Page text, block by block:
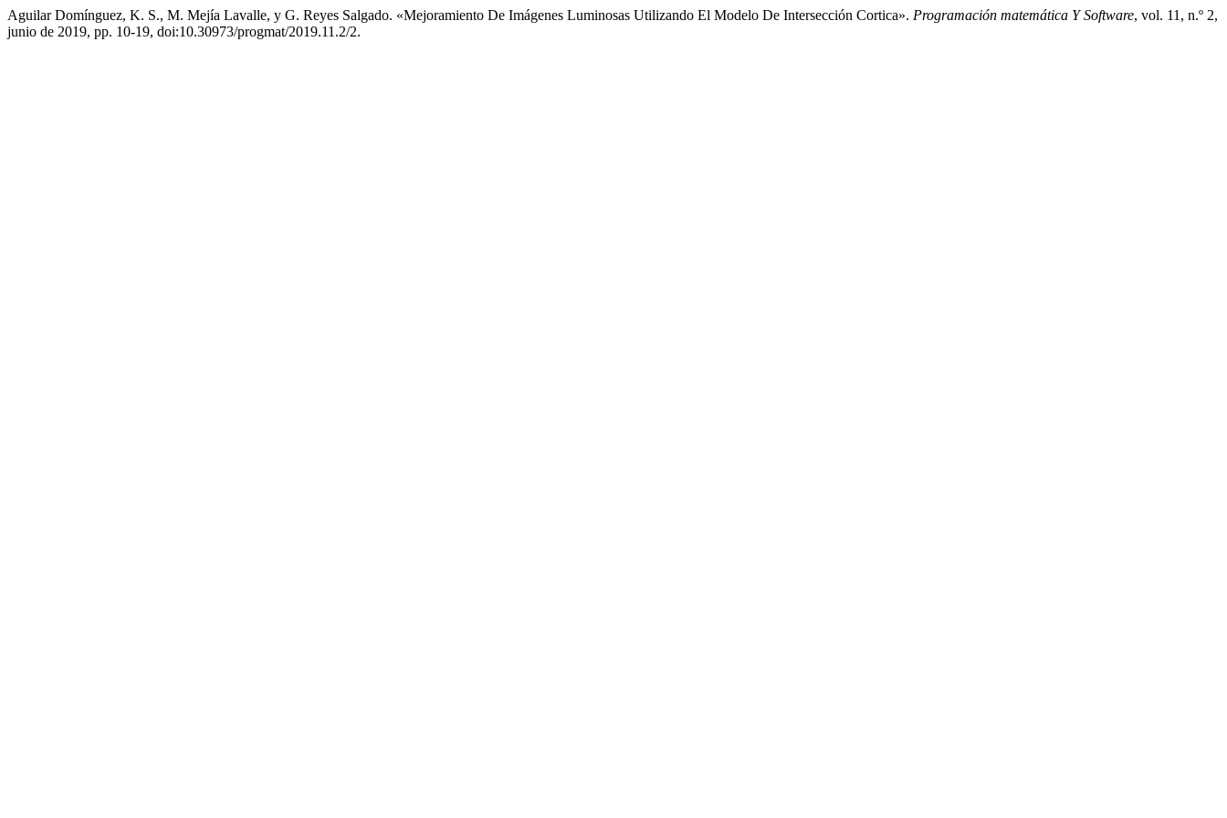
Aguilar Domínguez, K. S., M. Mejía Lavalle, y G. Reyes Salgado. «Mejoramiento De Imágenes Luminosas Utilizando El Modelo De Intersección Cortica». Programación matemática Y Software, vol. 11, n.º 2,
junio de 2019, pp. 10-19, doi:10.30973/progmat/2019.11.2/2.